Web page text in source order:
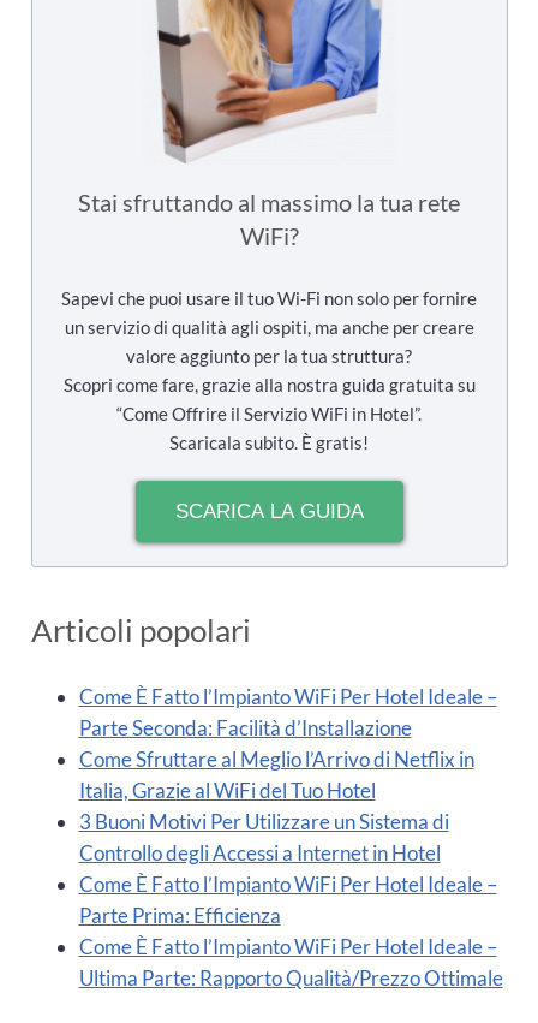
Stai sfruttando al massimo la tua rete
WiFi?
Sapevi che puoi usare il tuo Wi-Fi non solo per fornire
un servizio di qualità agli ospiti, ma anche per creare
valore aggiunto per la tua struttura?
Scopri come fare, grazie alla nostra guida gratuita su
“Come Offrire il Servizio WiFi in Hotel”.
Scaricala subito. È gratis!
SCARICA LA GUIDA
Articoli popolari